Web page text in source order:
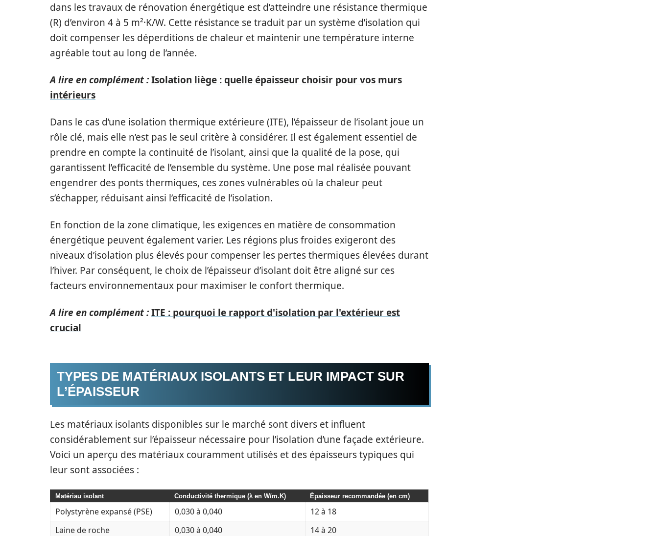
dans les travaux de rénovation énergétique est d’atteindre une résistance thermique
(R) d’environ 4 à 5 m²·K/W. Cette résistance se traduit par un système d’isolation qui
doit compenser les déperditions de chaleur et maintenir une température interne
agréable tout au long de l’année.
A lire en complément :Isolation liège : quelle épaisseur choisir pour vos murs
intérieurs
Dans le cas d’une isolation thermique extérieure (ITE), l’épaisseur de l’isolant joue un
rôle clé, mais elle n’est pas le seul critère à considérer. Il est également essentiel de
prendre en compte la continuité de l’isolant, ainsi que la qualité de la pose, qui
garantissent l’efficacité de l’ensemble du système. Une pose mal réalisée pouvant
engendrer des ponts thermiques, ces zones vulnérables où la chaleur peut
s’échapper, réduisant ainsi l’efficacité de l’isolation.
En fonction de la zone climatique, les exigences en matière de consommation
énergétique peuvent également varier. Les régions plus froides exigeront des
niveaux d’isolation plus élevés pour compenser les pertes thermiques élevées durant
l’hiver. Par conséquent, le choix de l’épaisseur d’isolant doit être aligné sur ces
facteurs environnementaux pour maximiser le confort thermique.
A lire en complément :ITE : pourquoi le rapport d'isolation par l'extérieur est
crucial
TYPES DE MATÉRIAUX ISOLANTS ET LEUR IMPACT SUR
L’ÉPAISSEUR
Les matériaux isolants disponibles sur le marché sont divers et influent
considérablement sur l’épaisseur nécessaire pour l’isolation d’une façade extérieure.
Voici un aperçu des matériaux couramment utilisés et des épaisseurs typiques qui
leur sont associées :
Matériau isolant Conductivité thermique (λ en W/m.K) Épaisseur recommandée (en cm)
Polystyrène expansé (PSE) 0,030 à 0,040
12 à 18
Laine de roche
0,030 à 0,040
14 à 20